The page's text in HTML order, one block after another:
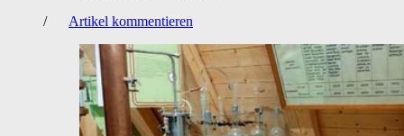
/
Artikel kommentieren